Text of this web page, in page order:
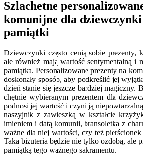
Szlachetne
komunijne dla
pamiątki
Dziewczynki często cenią sobie prezenty,
ale również mają wartość sentymentalną i
pamiątka. Personalizowane prezenty na
doskonały sposób, aby podkreślić jej
dzień stanie się jeszcze bardziej magiczny.
chętnie wybieranym prezentem dla
podnosi jej wartość i czyni ją
naszyjnik z zawieszką w kształcie
imieniem i datą komunii, bransoletka z
ważne dla niej wartości, czy też
Taka biżuteria będzie nie tylko ozdobą, ale
pamiątką tego ważnego sakramentu.